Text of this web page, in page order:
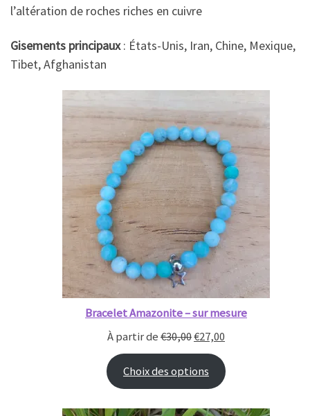
l’altération de roches riches en cuivre
Gisements principaux: États-Unis, Iran, Chine, Mexique,
Tibet, Afghanistan
Bracelet Amazonite – sur mesure
À partir de€30,00€27,00
Choix des options